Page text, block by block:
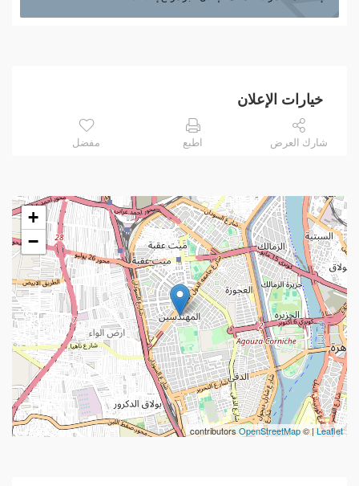
خيارات الإعلان
شارك العرض اطبع مفضل
+
−
Leaflet
| ©
OpenStreetMap
contributors